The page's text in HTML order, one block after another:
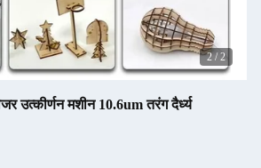
2 / 2
उत्कीर्णन मशीन 10.6um तरंग दैर्ध्य